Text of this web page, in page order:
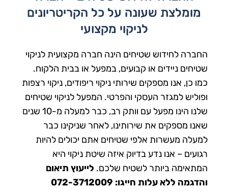
מומלצת שעונה על כל הקריטריונים
לניקוי מקצועי
החברה לחידוש שטיחים הינה חברה מקצועית לניקוי
שטיחים ניידים או קבועים, במפעל או בבית הלקוח.
כמו כן, אנו מספקים שירותי ניקוי ריפודים, ניקוי רצפות
ופוליש למגזר העסקי והפרטי. המפעל לניקוי שטיחים
שלנו הינו מפעל עם וותק רב, כבר למעלה מ-10 שנים
שאנו מספקים את שירותינו, לאחר שניקינו כבר
למעלה מעשרות אלפי שטיחים אתם יכולים להיות
רגועים – אנו נדע בדיוק איזה שיטת ניקוי היא
המתאימה ביותר לשטיח שלכם. לייעוץ תיאום
והדגמה ללא עלות חייגו: 072-3712009